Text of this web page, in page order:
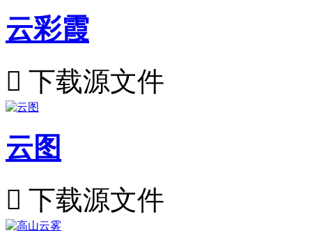
云彩霞
 下载源文件
云图
 下载源文件